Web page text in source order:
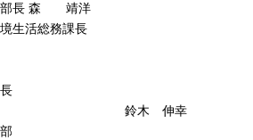
靖洋
総務課長
伸幸